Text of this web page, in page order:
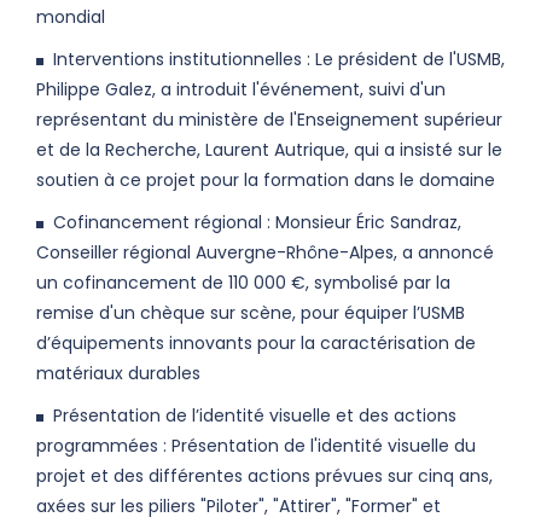
mondial
Interventions institutionnelles : Le président de l'USMB,
Philippe Galez, a introduit l'événement, suivi d'un
représentant du ministère de l'Enseignement supérieur
et de la Recherche, Laurent Autrique, qui a insisté sur le
soutien à ce projet pour la formation dans le domaine
Cofinancement régional : Monsieur Éric Sandraz,
Conseiller régional Auvergne-Rhône-Alpes, a annoncé
un cofinancement de 110 000 €, symbolisé par la
remise d'un chèque sur scène, pour équiper l’USMB
d’équipements innovants pour la caractérisation de
matériaux durables
Présentation de l’identité visuelle et des actions
programmées : Présentation de l'identité visuelle du
projet et des différentes actions prévues sur cinq ans,
axées sur les piliers "Piloter", "Attirer", "Former" et